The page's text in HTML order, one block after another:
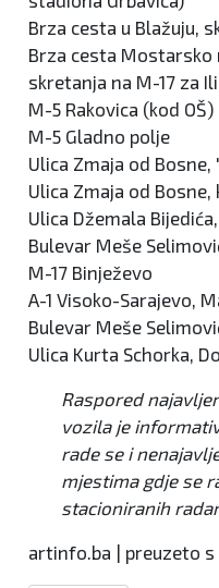
Brza cesta u Blažuju,
Brza cesta Mostarsko
skretanja na M-17 za
M-5 Rakovica (kod OŠ)
M-5 Gladno polje
Ulica Zmaja od Bosne,
Ulica Zmaja od
Ulica Džemala
Bulevar Meše
M-17 Binježevo
A-1 Visoko-Sarajevo,
Bulevar Meše
Ulica Kurta Schorka,
Raspored
vozila je
rade se i
mjestima gdje se
stacioniranih
artinfo.ba | preuzeto s